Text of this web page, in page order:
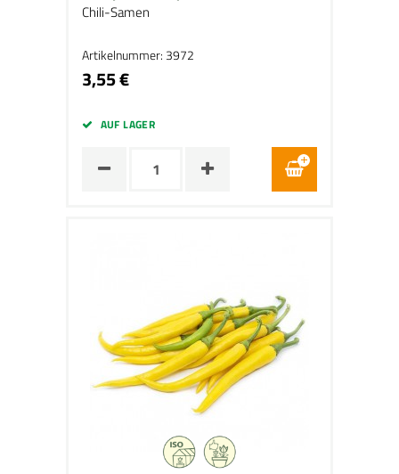
Chili-Samen
Artikelnummer: 3972
3,55 €
AUF LAGER